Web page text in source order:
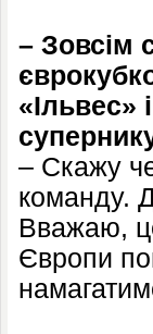
– Зовсім
«Ільвес»
– Скажу
команду.
Вважаю,
Європи